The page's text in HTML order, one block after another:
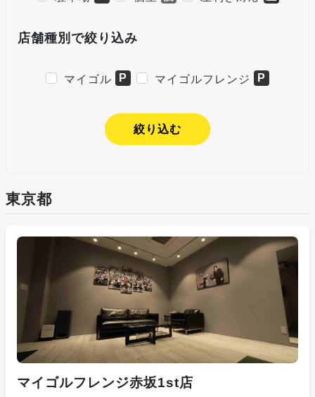
店舗種別で絞り込み
マイゴル P マイゴルフレンジ P
絞り込む
東京都
マイゴルフレンジ赤坂1st店